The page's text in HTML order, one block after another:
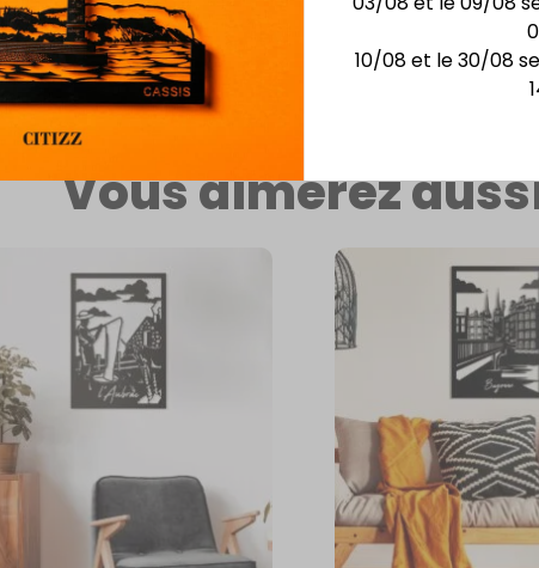
10/08 et le 30/08
inspirée de
Vous aimerez